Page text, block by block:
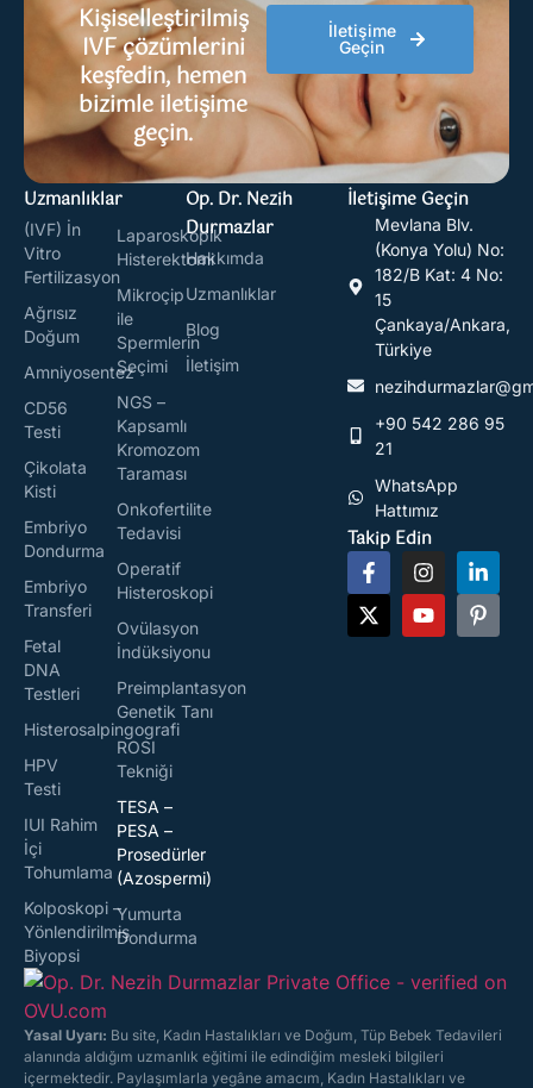
Kişiselleştirilmiş
IVF çözümlerini
keşfedin, hemen
bizimle iletişime
geçin.
İletişime
Geçin
Op. Dr. Nezih
Durmazlar
Hakkımda
Uzmanlıklar
Blog
İletişim
Uzmanlıklar
(IVF) İn
Vitro
Fertilizasyon
Ağrısız
Doğum
Amniyosentez
CD56
Testi
Çikolata
Kisti
Embriyo
Dondurma
Embriyo
Transferi
Fetal
DNA
Testleri
Histerosalpingografi
HPV
Testi
IUI Rahim
İçi
Tohumlama
Kolposkopi –
Yönlendirilmiş
Biyopsi
Laparoskopik
Histerektomi
Mikroçip
ile
Spermlerin
Seçimi
NGS –
Kapsamlı
Kromozom
Taraması
Onkofertilite
Tedavisi
Operatif
Histeroskopi
Ovülasyon
İndüksiyonu
Preimplantasyon
Genetik Tanı
ROSI
Tekniği
TESA –
PESA –
Prosedürler
(Azospermi)
Yumurta
Dondurma
İletişime Geçin
Mevlana Blv.
(Konya Yolu) No:
182/B Kat: 4 No:
15
Çankaya/Ankara,
Türkiye
+90 542 286 95
21
WhatsApp
Hattımız
Takip Edin
Yasal Uyarı: Bu site, Kadın Hastalıkları ve Doğum, Tüp Bebek Tedavileri
alanında aldığım uzmanlık eğitimi ile edindiğim mesleki bilgileri
içermektedir. Paylaşımlarla yegâne amacım, Kadın Hastalıkları ve